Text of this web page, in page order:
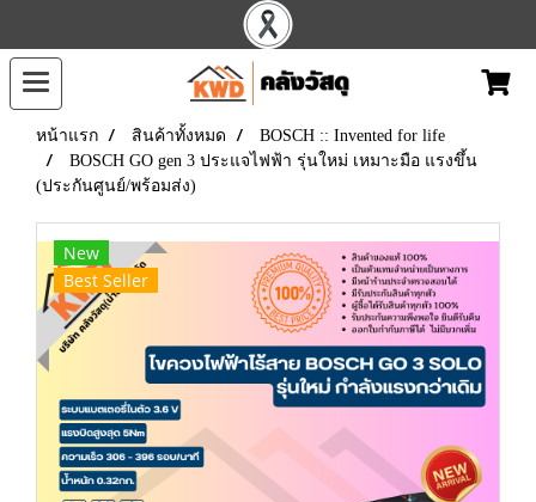
หน้าแรก สินค้าทั้งหมด
BOSCH :: Invented for life
BOSCH GO gen 3 ประแจไฟฟ้า รุ่นใหม่ เหมาะมือ แรงขึ้น
(ประกันศูนย์/พร้อมส่ง)
New
Best Seller